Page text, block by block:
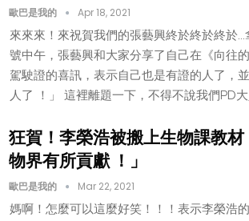
歐巴是我的 Apr 18, 2021
來來來！來祝賀我們的張藝興終於終於終於
號中午，張藝興和大家分享了自己在《向往
駕駛證的喜訊，表示自己也是有證的人了，
人了 ！」 這裡離題一下，不得不說我們PD
狂賀！李榮浩被搬上生物課教
物界有所貢獻 ​！」
歐巴是我的 Mar 22, 2021
媽啊！怎麼可以這麼好笑！！！表示李榮浩